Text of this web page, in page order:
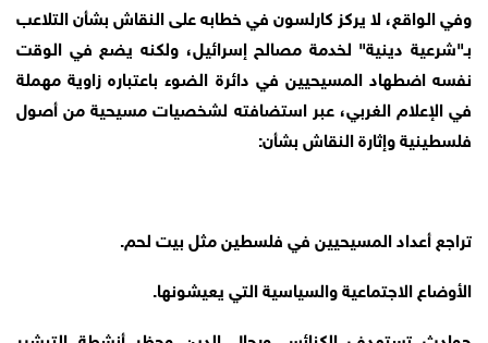
وفي الواقع، لا يركز كارلسون في خطابه على النقاش بشأن التلاعب
بـ"شرعية دينية" لخدمة مصالح إسرائيل، ولكنه يضع في الوقت
نفسه اضطهاد المسيحيين في دائرة الضوء باعتباره زاوية مهملة
في الإعلام الغربي، عبر استضافته لشخصيات مسيحية من أصول
فلسطينية وإثارة النقاش بشأن:
تراجع أعداد المسيحيين في فلسطين مثل بيت لحم.
الأوضاع الاجتماعية والسياسية التي يعيشونها.